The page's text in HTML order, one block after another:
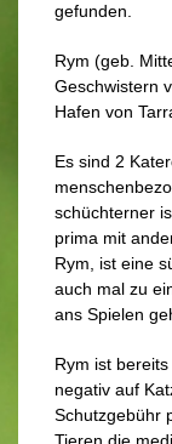
gefunden.
Rym (geb.
Geschwistern
Hafen von
Es sind 2
schüchterner
prima mit
Rym, ist eine
auch mal zu
ans Spielen
Rym ist
negativ auf
Schutzgebühr